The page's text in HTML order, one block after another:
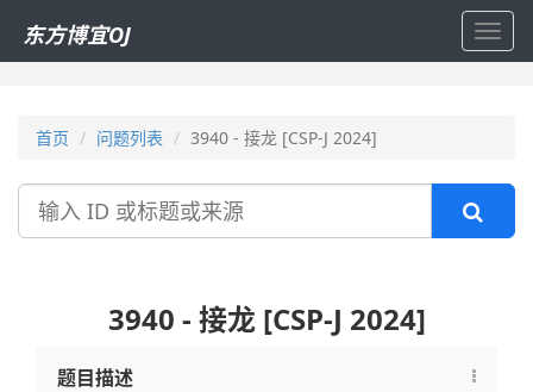
东方博宜OJ
首页 问题列表 3940 - 接龙 [CSP-J 2024]
搜
3940 - 接龙 [CSP-J 2024]
题目描述